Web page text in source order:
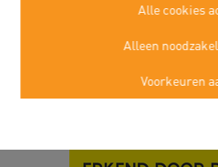
Alle cookies
Alleen
Voorkeuren
info@immorobert.be